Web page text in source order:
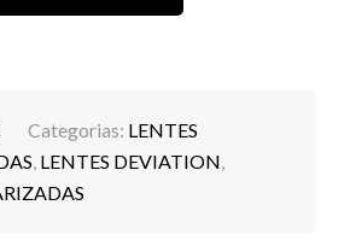
Categorias: LENTES
, LENTES DEVIATION,